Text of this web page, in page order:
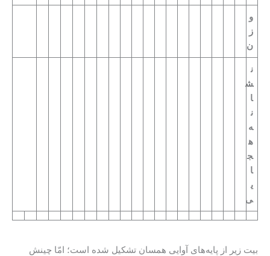
و
ز
ن
ن
ش
ا
ن
ه‌
ه
ج
ا
ی
ی
بیت زیر از پایه‌های آوایی همسان تشکیل شده است؛ امّا چینش